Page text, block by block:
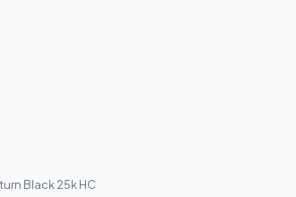
Black 25k HC